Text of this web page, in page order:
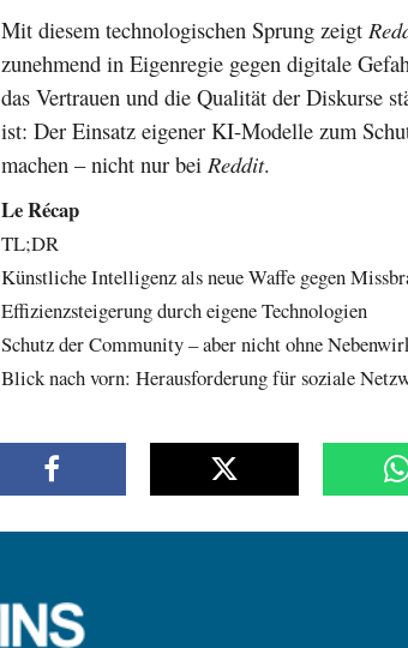
Mit diesem technologischen Sprung zeigt
zunehmend in Eigenregie gegen digitale
das Vertrauen und die Qualität der Diskurse
ist: Der Einsatz eigener KI-Modelle zum
machen – nicht nur bei Reddit.
Le Récap
TL;DR
Künstliche Intelligenz als neue Waffe gegen
Effizienzsteigerung durch eigene Technologien
Schutz der Community – aber nicht ohne
Blick nach vorn: Herausforderung für soziale